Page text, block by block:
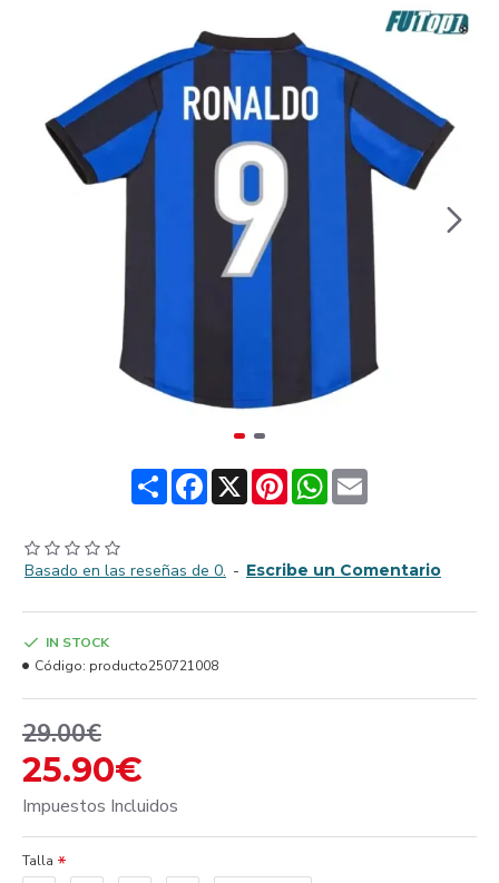
ShareFacebook
X PinterestWhatsApp
Email
Basado en las reseñas de 0. - Escribe un Comentario
25.90€
29.00€
Impuestos Incluidos
IN STOCK
Código: producto250721008
Talla